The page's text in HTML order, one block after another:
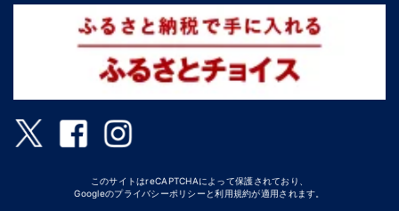
このサイトはreCAPTCHAによって保護されており、
Googleのプライバシーポリシー と利用規約が適用されます。